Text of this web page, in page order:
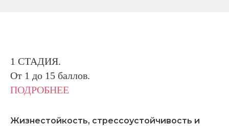
1 СТАДИЯ.
От 1 до 15 баллов.
ПОДРОБНЕЕ
Жизнестойкость, стрессоустойчивость и